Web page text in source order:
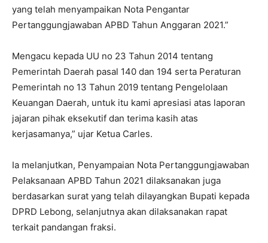
yang telah menyampaikan Nota Pengantar
Pertanggungjawaban APBD Tahun Anggaran 2021.”
Mengacu kepada UU no 23 Tahun 2014 tentang
Pemerintah Daerah pasal 140 dan 194 serta Peraturan
Pemerintah no 13 Tahun 2019 tentang Pengelolaan
Keuangan Daerah, untuk itu kami apresiasi atas laporan
jajaran pihak eksekutif dan terima kasih atas
kerjasamanya,” ujar Ketua Carles.
Ia melanjutkan, Penyampaian Nota Pertanggungjawaban
Pelaksanaan APBD Tahun 2021 dilaksanakan juga
berdasarkan surat yang telah dilayangkan Bupati kepada
DPRD Lebong, selanjutnya akan dilaksanakan rapat
terkait pandangan fraksi.